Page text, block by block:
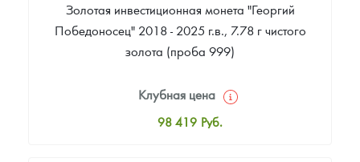
Золотая инвестиционная монета "Георгий
Победоносец" 2018 - 2025 г.в., 7.78 г чистого
золота (проба 999)
Клубная цена
98 419 Руб.